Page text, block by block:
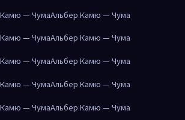
— ЧумаАльбер Камю — Чума
— ЧумаАльбер Камю — Чума
— ЧумаАльбер Камю — Чума
— ЧумаАльбер Камю — Чума
— ЧумаАльбер Камю — Чума